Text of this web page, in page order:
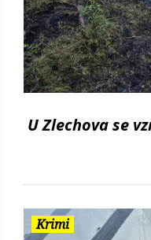
U Zlechova se
Krimi